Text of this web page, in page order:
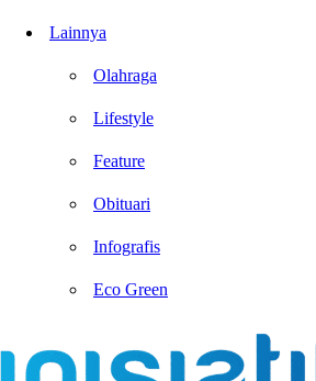
Lainnya
Olahraga
Lifestyle
Feature
Obituari
Infografis
Eco Green